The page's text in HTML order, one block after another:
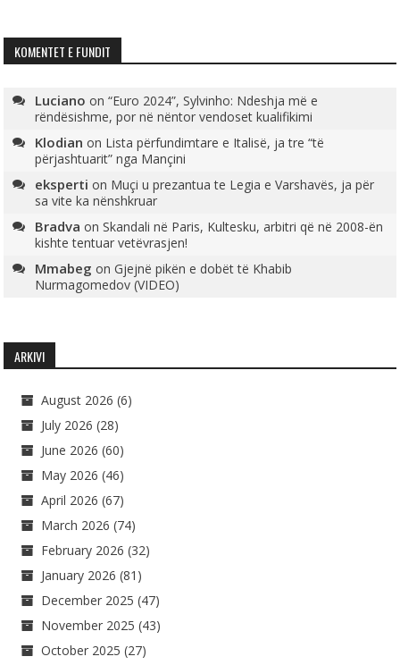
KOMENTET E FUNDIT
Luciano on“Euro 2024”, Sylvinho: Ndeshja më e
rëndësishme, por në nëntor vendoset kualifikimi
Klodian on Lista përfundimtare e Italisë, ja tre “të
përjashtuarit” nga Mançini
eksperti on Muçi u prezantua te Legia e Varshavës, ja për
sa vite ka nënshkruar
Bradva onSkandali në Paris, Kultesku, arbitri që në 2008-ën
kishte tentuar vetëvrasjen!
Mmabeg onGjejnë pikën e dobët të Khabib
Nurmagomedov (VIDEO)
ARKIVI
August 2026 (6)
July 2026 (28)
June 2026 (60)
May 2026 (46)
April 2026 (67)
March 2026 (74)
February 2026 (32)
January 2026 (81)
December 2025 (47)
November 2025 (43)
October 2025 (27)